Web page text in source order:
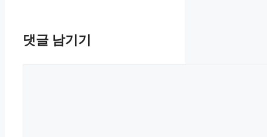
댓글 남기기